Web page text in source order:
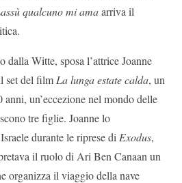
qualcuno mi amaarriva il
Witte, sposa l’attrice Joanne
set del film La lunga estate calda, un
un’eccezione nel mondo delle
tre figlie. Joanne lo
durante le riprese di Exodus,
il ruolo di Ari Ben Canaan un
organizza il viaggio della nave